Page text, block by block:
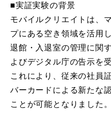
■実証実験の背景
モバイルクリエイトは、
プにある空き領域を活用
退館・入退室の管理に関
よびデジタル庁の告示を
これにより、従来の社員
バーカードによる新たな
ことが可能となりました。